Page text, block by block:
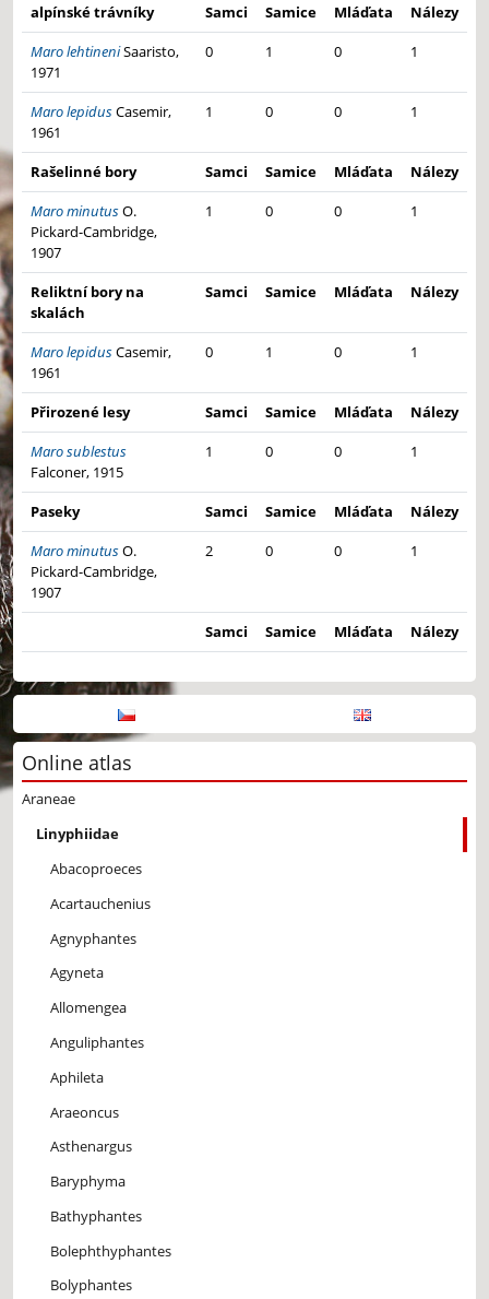
alpínské trávníky Samci Samice Mláďata
Nálezy
Maro lehtineniSaaristo,
1971
0 1 0 1
Maro lepidusCasemir,
1961
1 0 0 1
Rašelinné bory Samci Samice Mláďata
Nálezy
Maro minutusO.
Pickard-Cambridge,
1907
1 0 0 1
Reliktní bory na
skalách
Samci Samice Mláďata Nálezy
Maro lepidusCasemir,
1961
0 1 0 1
Přirozené lesy Samci Samice Mláďata
Nálezy
Maro sublestus
Falconer, 1915
1 0 0 1
Paseky Samci Samice Mláďata
Nálezy
Maro minutusO.
Pickard-Cambridge,
1907
2 0 0 1
Samci Samice Mláďata Nálezy
Online atlas
Araneae
Linyphiidae
Abacoproeces
Acartauchenius
Agnyphantes
Agyneta
Allomengea
Anguliphantes
Aphileta
Araeoncus
Asthenargus
Baryphyma
Bathyphantes
Bolephthyphantes
Bolyphantes